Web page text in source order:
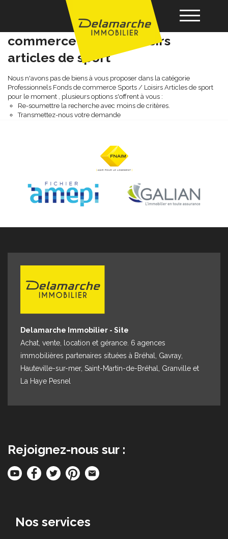
Acheter
Louer
Nos agences
Espace client Nous contacter
Professionnels fonds de
commerce sports / loisirs
articles de sport
Nous n'avons pas de biens à vous proposer dans la catégorie
Professionnels Fonds de commerce Sports / Loisirs Articles de sport
pour le moment , plusieurs options s'offrent à vous :
Re-soumettre la recherche avec moins de critères.
Transmettez-nous votre demande
Delamarche Immobilier - Site
Achat, vente, location et gérance. 6 agences
immobilières partenaires situées à Bréhal, Gavray,
Hauteville-sur-mer, Saint-Martin-de-Bréhal, Granville et
La Haye Pesnel
Rejoignez-nous sur :
Nos services